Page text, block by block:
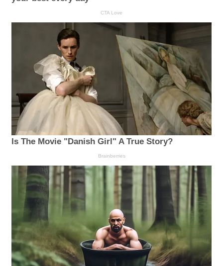
CTA Love
Is The Movie "Danish Girl" A True Story?
Brainberries